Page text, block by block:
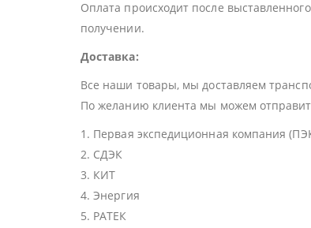
Оплата происходит после
получении.
Доставка:
Все наши товары, мы доставляем
По желанию клиента мы можем
1. Первая экспедиционная компания
2. СДЭК
3. КИТ
4. Энергия
5. РАТЕК